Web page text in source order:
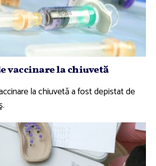
vaccinare la chiuvetă
la chiuvetă a fost depistat de